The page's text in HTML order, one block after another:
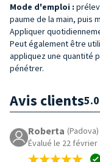
Mode d'emploi :
paume de la main, puis
Appliquer
Peut également être
appliquez une quantité
pénétrer.
Avis clients5.0
Roberta (Padova)
Évalué le 22 février